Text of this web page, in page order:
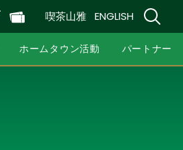
喫茶山雅 ENGLISH
ホームタウン活動 パートナー